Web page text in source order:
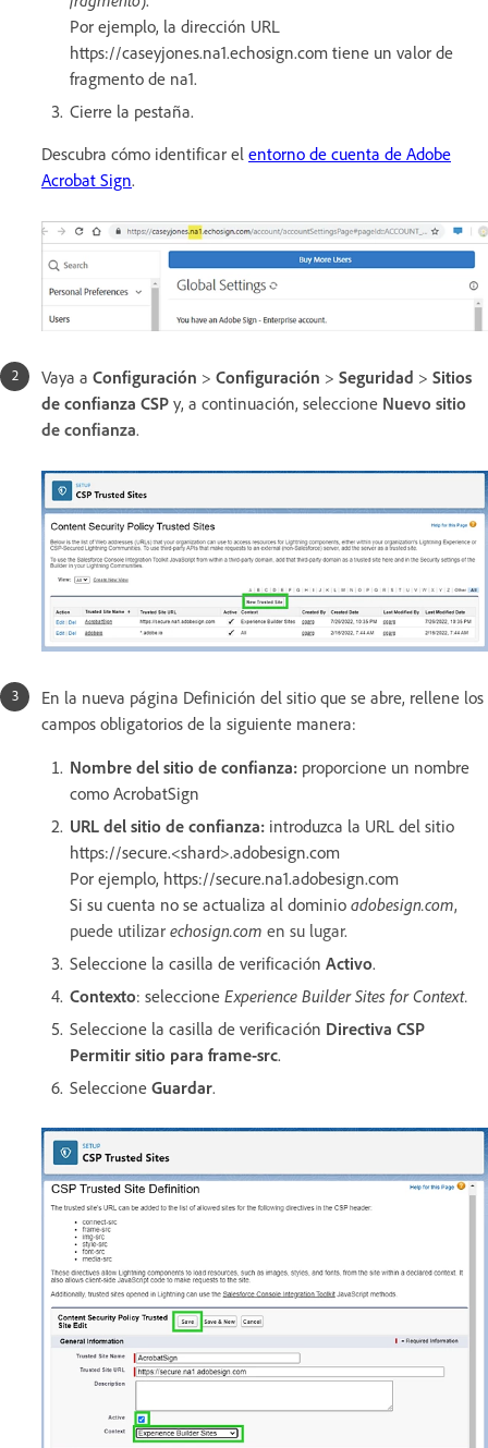
Por ejemplo, la dirección URL
https://caseyjones.na1.echosign.com tiene un valor de
fragmento de na1.
Cierre la pestaña.
Descubra cómo identificar el entorno de cuenta de Adobe
Acrobat Sign.
Vaya a Configuración > Configuración > Seguridad > Sitios
de confianza CSP y, a continuación, seleccione Nuevo sitio
de confianza.
En la nueva página Definición del sitio que se abre, rellene los
campos obligatorios de la siguiente manera:
Nombre del sitio de confianza: proporcione un nombre
como AcrobatSign
URL del sitio de confianza: introduzca la URL del sitio
https://secure.<shard>.adobesign.com
Por ejemplo, https://secure.na1.adobesign.com
Si su cuenta no se actualiza al dominio adobesign.com,
puede utilizar echosign.com en su lugar.
Seleccione la casilla de verificación Activo.
Contexto: seleccione Experience Builder Sites for Context.
Seleccione la casilla de verificación Directiva CSP
Permitir sitio para frame-src.
Seleccione Guardar.